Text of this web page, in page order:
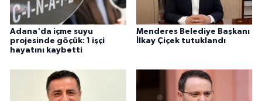
Adana'da içme suyu
projesinde göçük: 1 işçi
hayatını kaybetti
Menderes Belediye Başkanı
İlkay Çiçek tutuklandı